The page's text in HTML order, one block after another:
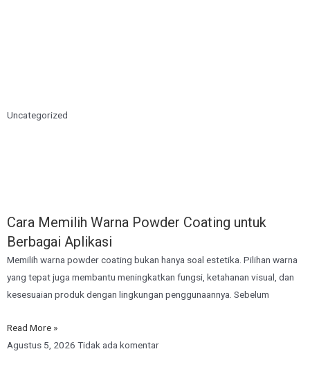
Uncategorized
Cara Memilih Warna Powder Coating untuk
Berbagai Aplikasi
Memilih warna powder coating bukan hanya soal estetika. Pilihan warna
yang tepat juga membantu meningkatkan fungsi, ketahanan visual, dan
kesesuaian produk dengan lingkungan penggunaannya. Sebelum
Read More »
Agustus 5, 2026 Tidak ada komentar